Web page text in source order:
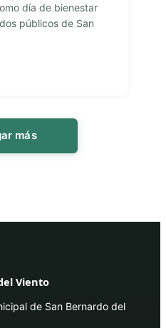
día de bienestar
públicos de San
más
Viento
de San Bernardo del